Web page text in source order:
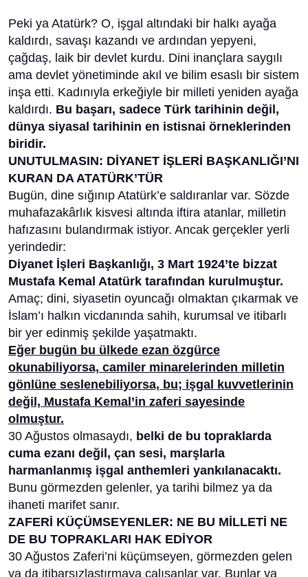
Peki ya Atatürk? O, işgal altındaki bir halkı ayağa
kaldırdı, savaşı kazandı ve ardından yepyeni,
çağdaş, laik bir devlet kurdu. Dini inançlara saygılı
ama devlet yönetiminde akıl ve bilim esaslı bir sistem
inşa etti. Kadınıyla erkeğiyle bir milleti yeniden ayağa
kaldırdı. Bu başarı, sadece Türk tarihinin değil,
dünya siyasal tarihinin en istisnai örneklerinden
biridir.
UNUTULMASIN: DİYANET İŞLERİ BAŞKANLIĞI’NI
KURAN DA ATATÜRK’TÜR
Bugün, dine sığınıp Atatürk’e saldıranlar var. Sözde
muhafazakârlık kisvesi altında iftira atanlar, milletin
hafızasını bulandırmak istiyor. Ancak gerçekler yerli
yerindedir:
Diyanet İşleri Başkanlığı, 3 Mart 1924’te bizzat
Mustafa Kemal Atatürk tarafından kurulmuştur.
Amaç; dini, siyasetin oyuncağı olmaktan çıkarmak ve
İslam’ı halkın vicdanında sahih, kurumsal ve itibarlı
bir yer edinmiş şekilde yaşatmaktı.
Eğer bugün bu ülkede ezan özgürce
okunabiliyorsa, camiler minarelerinden milletin
gönlüne seslenebiliyorsa, bu; işgal kuvvetlerinin
değil, Mustafa Kemal’in zaferi sayesinde
olmuştur.
30 Ağustos olmasaydı, belki de bu topraklarda
cuma ezanı değil, çan sesi, marşlarla
harmanlanmış işgal anthemleri yankılanacaktı.
Bunu görmezden gelenler, ya tarihi bilmez ya da
ihaneti marifet sanır.
ZAFERİ KÜÇÜMSEYENLER: NE BU MİLLETİ NE
DE BU TOPRAKLARI HAK EDİYOR
30 Ağustos Zaferi’ni küçümseyen, görmezden gelen
ya da itibarsızlaştırmaya çalışanlar var. Bunlar ya